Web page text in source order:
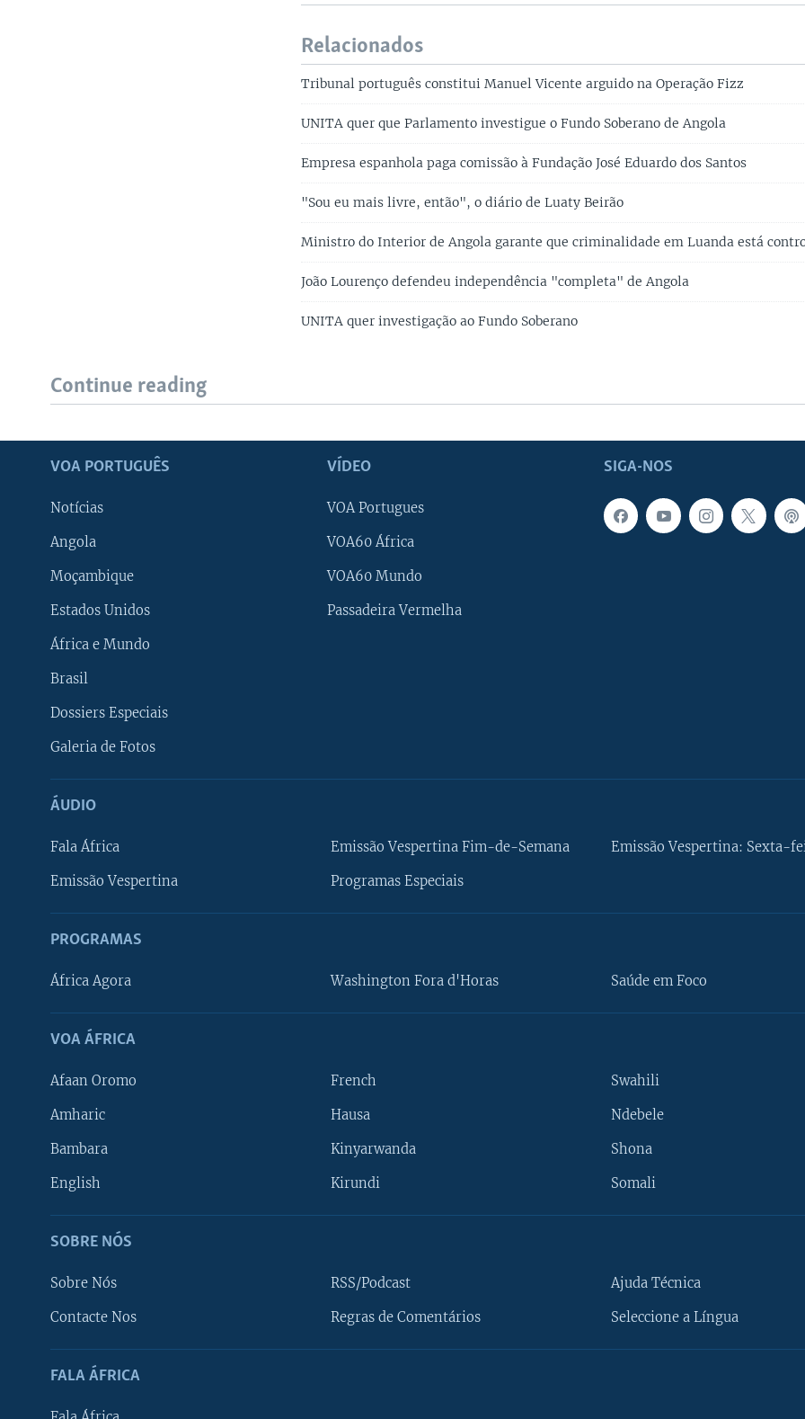
Relacionados
Tribunal português constitui Manuel Vicente arguido na Operação Fizz
UNITA quer que Parlamento investigue o Fundo Soberano de Angola
Empresa espanhola paga comissão à Fundação José Eduardo dos Santos
"Sou eu mais livre, então", o diário de Luaty Beirão
Ministro do Interior de Angola garante que criminalidade em Luanda está
João Lourenço defendeu independência "completa" de Angola
UNITA quer investigação ao Fundo Soberano
Continue reading
SIGA-NOS
VOA PORTUGUÊS
Notícias
Angola
Moçambique
Estados Unidos
África e Mundo
Brasil
Dossiers Especiais
Galeria de Fotos
VÍDEO
VOA Portugues
VOA60 África
VOA60 Mundo
Passadeira Vermelha
ÁUDIO
Fala África
Emissão Vespertina
Emissão Vespertina Fim-de-Semana
Programas Especiais
Emissão Vespertina: Sexta-
PROGRAMAS
África Agora Washington Fora d'Horas Saúde em Foco
VOA ÁFRICA
Afaan Oromo
Amharic
Bambara
English
French
Hausa
Kinyarwanda
Kirundi
Swahili
Ndebele
Shona
Somali
SOBRE NÓS
Sobre Nós
Contacte Nos
RSS/Podcast
Regras de Comentários
Ajuda Técnica
Seleccione a Língua
FALA ÁFRICA